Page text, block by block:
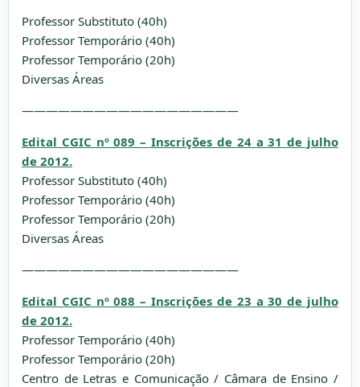
Professor Substituto (40h)
Professor Temporário (40h)
Professor Temporário (20h)
Diversas Áreas
——————————————————
Edital CGIC nº 089 – Inscrições de 24 a 31 de julho
de 2012.
Professor Substituto (40h)
Professor Temporário (40h)
Professor Temporário (20h)
Diversas Áreas
——————————————————
Edital CGIC nº 088 – Inscrições de 23 a 30 de julho
de 2012.
Professor Temporário (40h)
Professor Temporário (20h)
Centro de Letras e Comunicação / Câmara de Ensino /